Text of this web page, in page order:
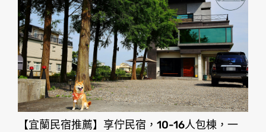
【宜蘭民宿推薦】享佇民宿，10-16人包棟，一